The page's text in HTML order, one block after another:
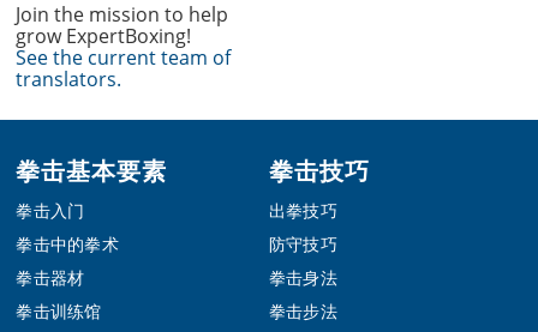
Join the mission to help
grow ExpertBoxing!
See the current team of
translators.
Footer
拳击基本要素
拳击入门
拳击中的拳术
拳击器材
拳击训练馆
拳击技巧
出拳技巧
防守技巧
拳击身法
拳击步法